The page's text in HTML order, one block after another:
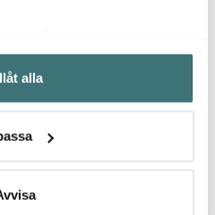
din geografiska plats som
på upp till flera meter
att aktivt skanna den för
personliga uppgifter
ditt samtycke när som
alla
av våra kunder